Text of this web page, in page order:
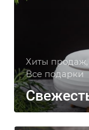
Хиты
Все подарки